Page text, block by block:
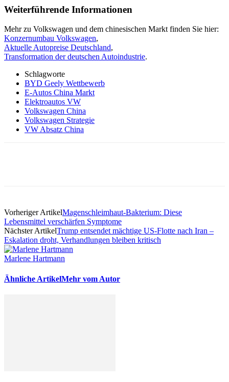
Weiterführende Informationen
Mehr zu Volkswagen und dem chinesischen Markt finden Sie hier:
Konzernumbau Volkswagen,
Aktuelle Autopreise Deutschland,
Transformation der deutschen Autoindustrie.
Schlagworte
BYD Geely Wettbewerb
E-Autos China Markt
Elektroautos VW
Volkswagen China
Volkswagen Strategie
VW Absatz China
Vorheriger ArtikelMagenschleimhaut-Bakterium: Diese
Lebensmittel verschärfen Symptome
Nächster ArtikelTrump entsendet mächtige US-Flotte nach Iran –
Eskalation droht, Verhandlungen bleiben kritisch
Marlene Hartmann
Ähnliche ArtikelMehr vom Autor